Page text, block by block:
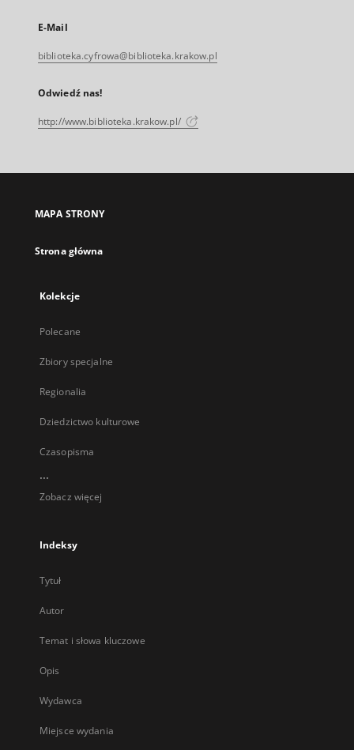
E-Mail
biblioteka.cyfrowa@biblioteka.krakow.pl
Odwiedź nas!
http://www.biblioteka.krakow.pl/
MAPA STRONY
Strona główna
Kolekcje
Polecane
Zbiory specjalne
Regionalia
Dziedzictwo kulturowe
Czasopisma
...
Zobacz więcej
Indeksy
Tytuł
Autor
Temat i słowa kluczowe
Opis
Wydawca
Miejsce wydania